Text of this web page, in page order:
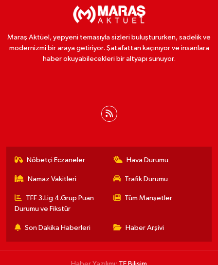
Maraş Aktüel, yepyeni temasıyla sizleri buluştururken, sadelik ve
modernizmi bir araya getiriyor. Şatafattan kaçınıyor ve insanlara
haber okuyabilecekleri bir altyapı sunuyor.
Nöbetçi Eczaneler Hava Durumu
Namaz Vakitleri Trafik Durumu
TFF 3.Lig 4.Grup Puan
Durumu ve Fikstür
Tüm Manşetler
Son Dakika Haberleri Haber Arşivi